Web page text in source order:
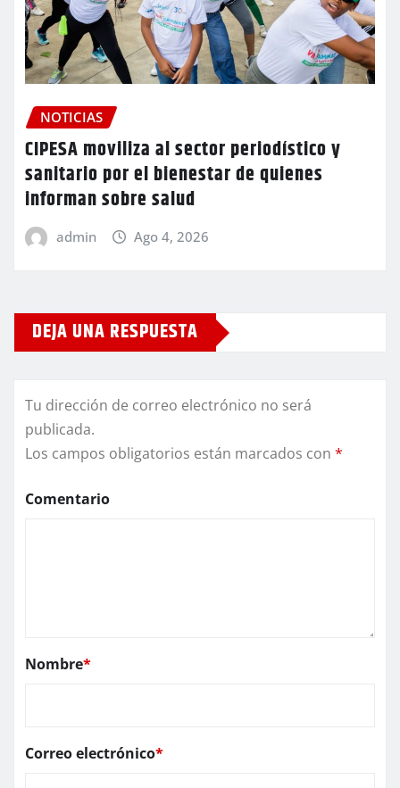
NOTICIAS
CIPESA moviliza al sector periodístico y
sanitario por el bienestar de quienes
informan sobre salud
admin Ago 4, 2026
DEJA UNA RESPUESTA
Tu dirección de correo electrónico no será
publicada.
Los campos obligatorios están marcados con *
Comentario
Nombre*
Correo electrónico*